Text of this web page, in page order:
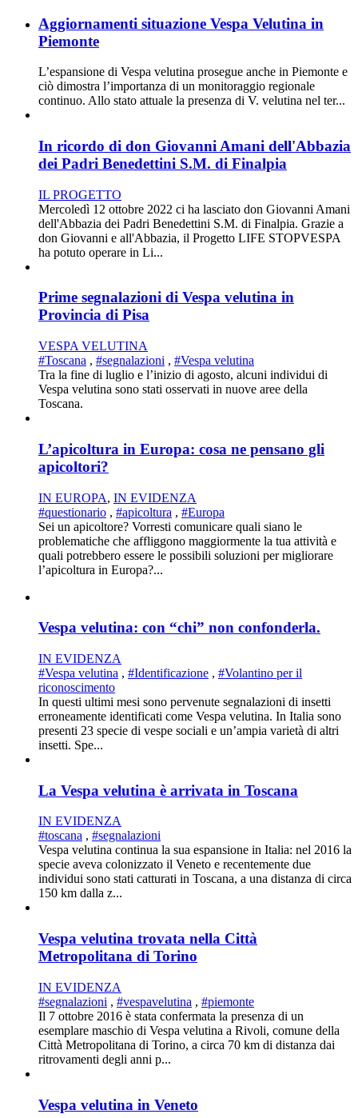
Aggiornamenti situazione Vespa Velutina in
Piemonte
L’espansione di Vespa velutina prosegue anche in Piemonte e
ciò dimostra l’importanza di un monitoraggio regionale
continuo. Allo stato attuale la presenza di V. velutina nel ter...
In ricordo di don Giovanni Amani dell'Abbazia
dei Padri Benedettini S.M. di Finalpia
IL PROGETTO
Mercoledì 12 ottobre 2022 ci ha lasciato don Giovanni Amani
dell'Abbazia dei Padri Benedettini S.M. di Finalpia. Grazie a
don Giovanni e all'Abbazia, il Progetto LIFE STOPVESPA
ha potuto operare in Li...
Prime segnalazioni di Vespa velutina in
Provincia di Pisa
VESPA VELUTINA
#Toscana , #segnalazioni , #Vespa velutina
Tra la fine di luglio e l’inizio di agosto, alcuni individui di
Vespa velutina sono stati osservati in nuove aree della
Toscana.
L’apicoltura in Europa: cosa ne pensano gli
apicoltori?
IN EUROPA, IN EVIDENZA
#questionario , #apicoltura , #Europa
Sei un apicoltore? Vorresti comunicare quali siano le
problematiche che affliggono maggiormente la tua attività e
quali potrebbero essere le possibili soluzioni per migliorare
l’apicoltura in Europa?...
Vespa velutina: con “chi” non confonderla.
IN EVIDENZA
#Vespa velutina , #Identificazione , #Volantino per il
riconoscimento
In questi ultimi mesi sono pervenute segnalazioni di insetti
erroneamente identificati come Vespa velutina. In Italia sono
presenti 23 specie di vespe sociali e un’ampia varietà di altri
insetti. Spe...
La Vespa velutina è arrivata in Toscana
IN EVIDENZA
#toscana , #segnalazioni
Vespa velutina continua la sua espansione in Italia: nel 2016 la
specie aveva colonizzato il Veneto e recentemente due
individui sono stati catturati in Toscana, a una distanza di circa
150 km dalla z...
Vespa velutina trovata nella Città
Metropolitana di Torino
IN EVIDENZA
#segnalazioni , #vespavelutina , #piemonte
Il 7 ottobre 2016 è stata confermata la presenza di un
esemplare maschio di Vespa velutina a Rivoli, comune della
Città Metropolitana di Torino, a circa 70 km di distanza dai
ritrovamenti degli anni p...
Vespa velutina in Veneto